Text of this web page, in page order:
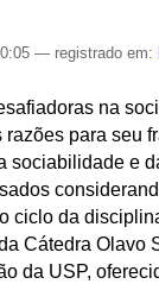
— registrado em:
na
para seu
sociabilidade e
da
Cátedra Olavo
da USP,